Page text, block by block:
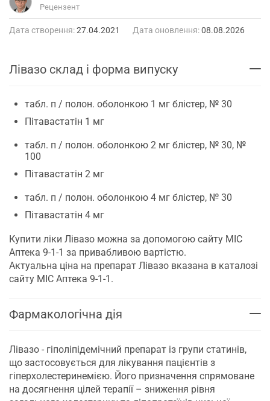
Рецензент
Дата створення:27.04.2021 Дата оновлення:08.08.2026
Лівазо склад і форма випуску
табл. п / полон. оболонкою 1 мг блістер, № 30
Пітавастатін 1 мг
табл. п / полон. оболонкою 2 мг блістер, № 30, №
100
Пітавастатін 2 мг
табл. п / полон. оболонкою 4 мг блістер, № 30
Пітавастатін 4 мг
Купити ліки Лівазо можна за допомогою сайту МІС
Аптека 9-1-1 за привабливою вартістю.
Актуальна ціна на препарат Лівазо вказана в каталозі
сайту МІС Аптека 9-1-1.
Фармакологічна дія
Лівазо - гіполіпідемічний препарат із групи статинів,
що застосовується для лікування пацієнтів з
гіперхолестеринемією. Його призначення спрямоване
на досягнення цілей терапії – зниження рівня